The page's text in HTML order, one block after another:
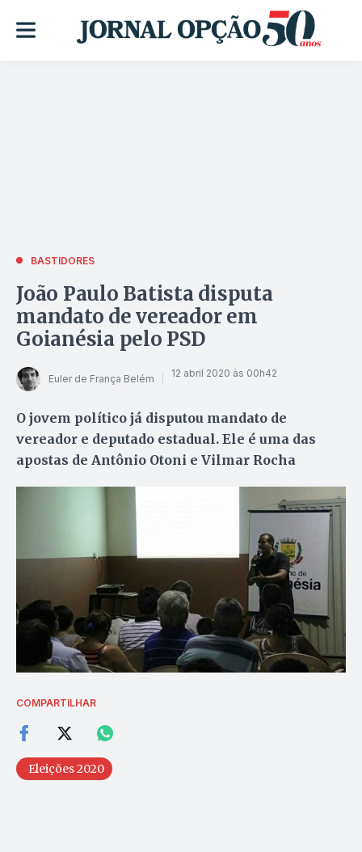
BASTIDORES
João Paulo Batista disputa
mandato de vereador em
Goianésia pelo PSD
Euler de França Belém 12 abril 2020 às 00h42
O jovem político já disputou mandato de
vereador e deputado estadual. Ele é uma das
apostas de Antônio Otoni e Vilmar Rocha
COMPARTILHAR
Eleições 2020